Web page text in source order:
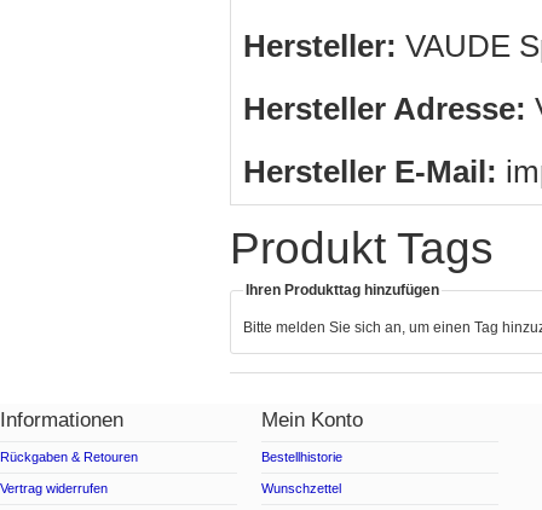
Hersteller: VAUDE
Hersteller Adresse:
Hersteller E-Mail:
Produkt Tags
Ihren Produkttag hinzufügen
Bitte melden Sie sich an, um einen Tag
Informationen
Rückgaben & Retouren
Vertrag widerrufen
Mein Konto
Bestellhistorie
Wunschzettel